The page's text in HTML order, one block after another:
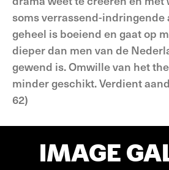
soms verrassend-indringende
geheel is boeiend en gaat op
dieper dan men van de
gewend is. Omwille van het
minder geschikt. Verdient
62)
IMAGE